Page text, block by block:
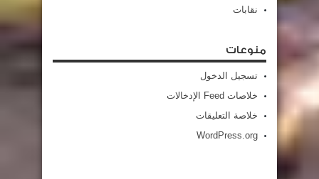
نقابات
منوعات
تسجيل الدخول
خلاصات Feed الإدخالات
خلاصة التعليقات
WordPress.org